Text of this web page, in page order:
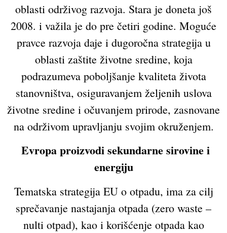
oblasti održivog razvoja. Stara je doneta još
2008. i važila je do pre četiri godine. Moguće
pravce razvoja daje i dugoročna strategija u
oblasti zaštite životne sredine, koja
podrazumeva poboljšanje kvaliteta života
stanovništva, osiguravanjem željenih uslova
životne sredine i očuvanjem prirode, zasnovane
na održivom upravljanju svojim okruženjem.
Evropa proizvodi sekundarne sirovine i
energiju
Tematska strategija EU o otpadu, ima za cilj
sprečavanje nastajanja otpada (zero waste –
nulti otpad), kao i korišćenje otpada kao